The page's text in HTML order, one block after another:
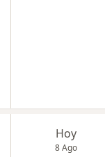
Hoy
8 Ago